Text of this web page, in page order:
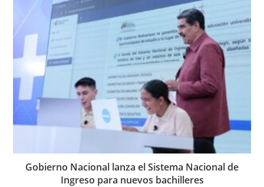
Gobierno Nacional lanza el Sistema Nacional de
Ingreso para nuevos bachilleres